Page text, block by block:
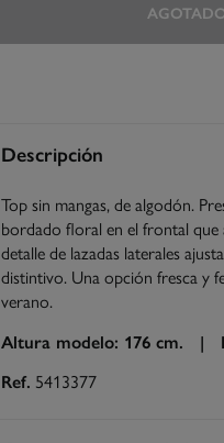
Descripción
Top sin mangas, de algodón.
bordado floral en el frontal
detalle de lazadas laterales
distintivo. Una opción fresca y
verano.
Altura modelo: 176 cm. |
Ref. 5413377